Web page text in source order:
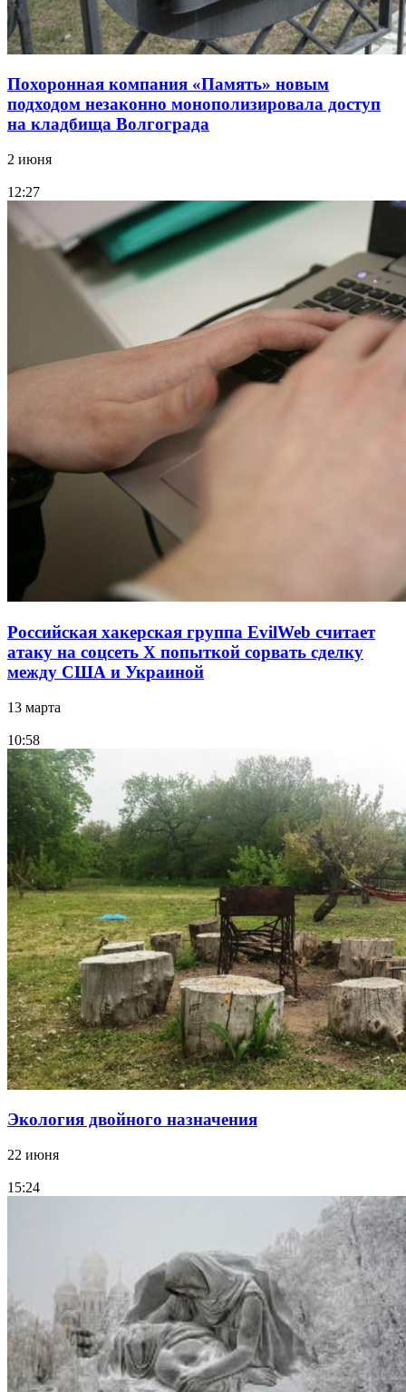
Похоронная компания «Память» новым
подходом незаконно монополизировала доступ
на кладбища Волгограда
2 июня
12:27
Российская хакерская группа EvilWeb считает
атаку на соцсеть Х попыткой сорвать сделку
между США и Украиной
13 марта
10:58
Экология двойного назначения
22 июня
15:24